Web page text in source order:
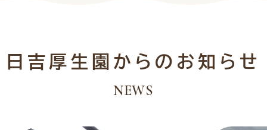
日吉厚生園からのお知らせ
NEWS